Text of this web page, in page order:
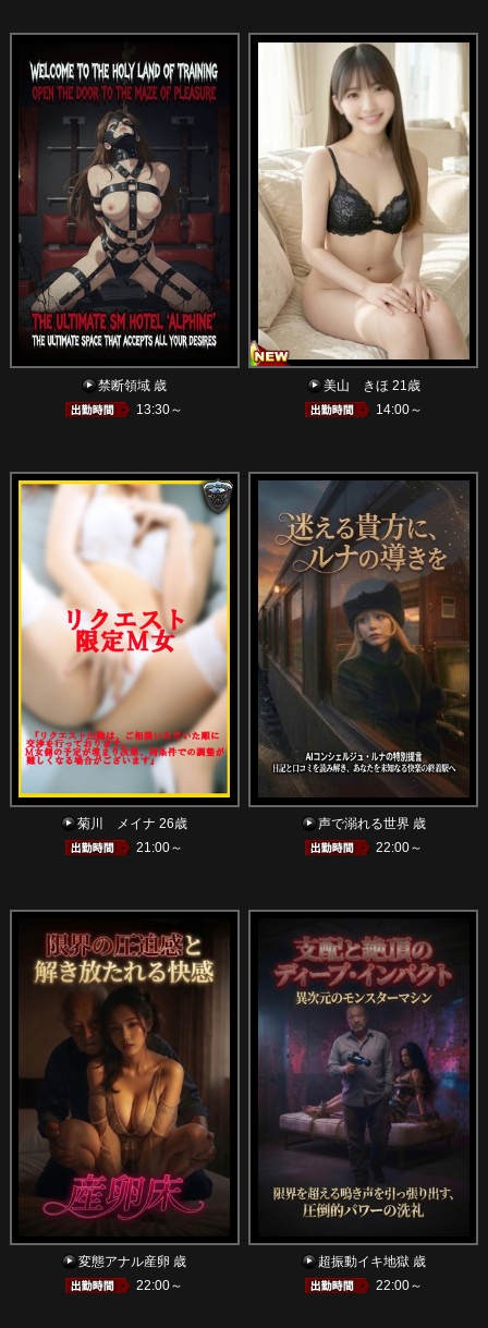
禁断領域 歳
13:30～
美山 きほ 21歳
14:00～
菊川 メイナ 26歳
21:00～
声で溺れる世界 歳
22:00～
変態アナル産卵 歳
22:00～
超振動イキ地獄 歳
22:00～